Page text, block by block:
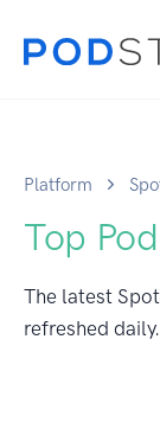
Platform
Top
The latest
refreshed